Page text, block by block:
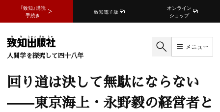
『致知』購読
手続き
致知電子版
オンライン
ショップ
人間学を探究して四十八年
メニュー
回り道は決して無駄にならない
——東京海上・永野毅の経営者と